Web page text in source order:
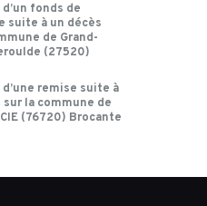
fonds de
suite à un décès
de Grand-
(27520)
d’une remise suite à
sur la commune de
(76720) Brocante